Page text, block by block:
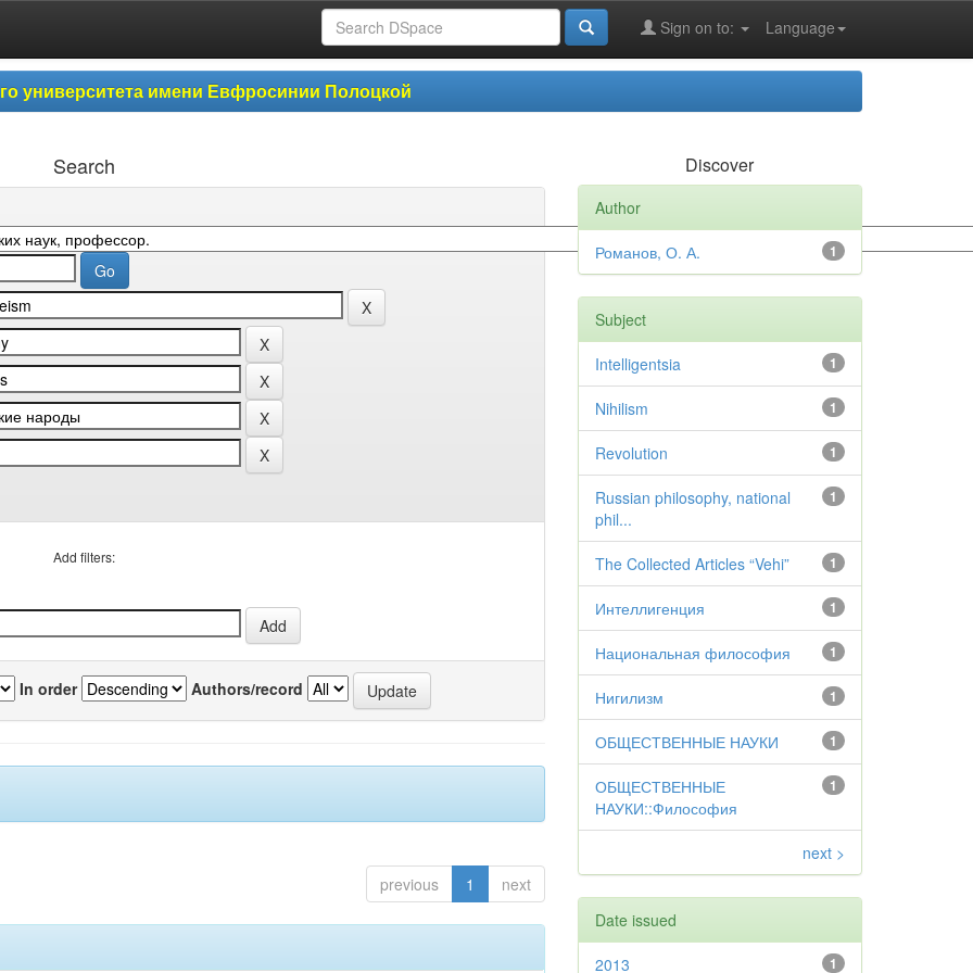
Language
Sign on to:
университета имени Евфросинии Полоцкой
Search
Add filters:
In order Authors/record
previous 1 next
Discover
Author
1
Романов, О. А.
Subject
1
Intelligentsia
1
Nihilism
1
Revolution
1
Russian philosophy, national
phil...
1
The Collected Articles “Vehi”
1
Интеллигенция
1
Национальная философия
1
Нигилизм
1
ОБЩЕСТВЕННЫЕ НАУКИ
1
ОБЩЕСТВЕННЫЕ
НАУКИ::Философия
next >
Date issued
1
2013